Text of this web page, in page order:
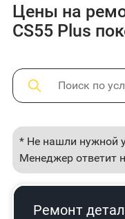
Цены на
CS55 Plus
* Не нашли нужной
Менеджер ответит
Ремонт